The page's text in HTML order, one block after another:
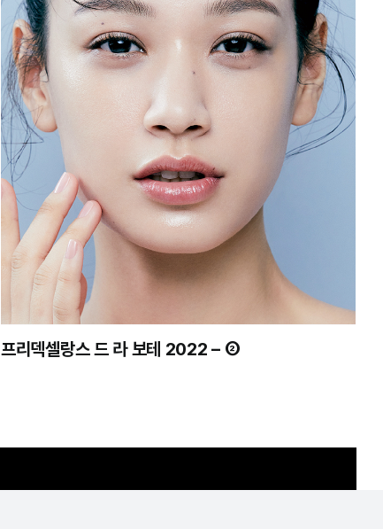
프리덱셀랑스 드 라 보테 2022 – ②